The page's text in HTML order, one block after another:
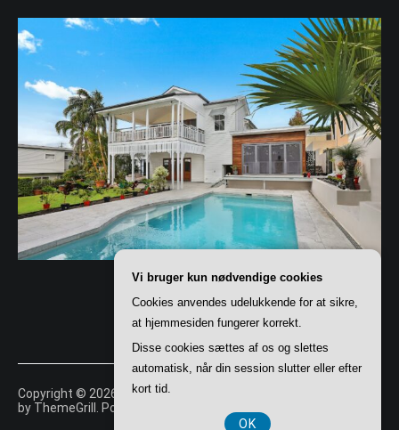
Copyright © 2026 Slutspurt
by ThemeGrill. Powered by
Vi bruger kun nødvendige cookies
Cookies anvendes udelukkende for at sikre,
at hjemmesiden fungerer korrekt.
Disse cookies sættes af os og slettes
automatisk, når din session slutter eller efter
kort tid.
OK